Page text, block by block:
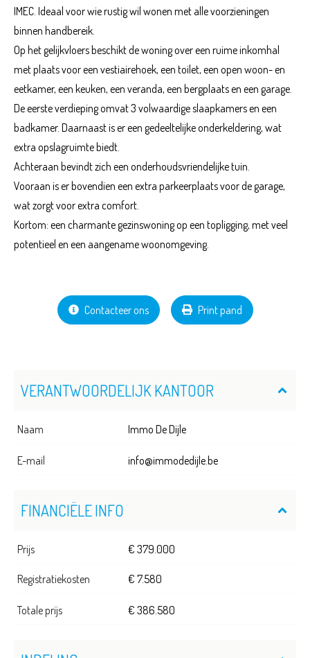
IMEC. Ideaal voor wie rustig wil wonen met alle voorzieningen
binnen handbereik.
Op het gelijkvloers beschikt de woning over een ruime inkomhal
met plaats voor een vestiairehoek, een toilet, een open woon- en
eetkamer, een keuken, een veranda, een bergplaats en een garage.
De eerste verdieping omvat 3 volwaardige slaapkamers en een
badkamer. Daarnaast is er een gedeeltelijke onderkeldering, wat
extra opslagruimte biedt.
Achteraan bevindt zich een onderhoudsvriendelijke tuin.
Vooraan is er bovendien een extra parkeerplaats voor de garage,
wat zorgt voor extra comfort.
Kortom: een charmante gezinswoning op een topligging, met veel
potentieel en een aangename woonomgeving.
Contacteer ons Print pand
VERANTWOORDELIJK KANTOOR
Naam Immo De Dijle
E-mail info@immodedijle.be
FINANCIËLE INFO
Prijs € 379.000
Registratiekosten € 7.580
Totale prijs € 386.580